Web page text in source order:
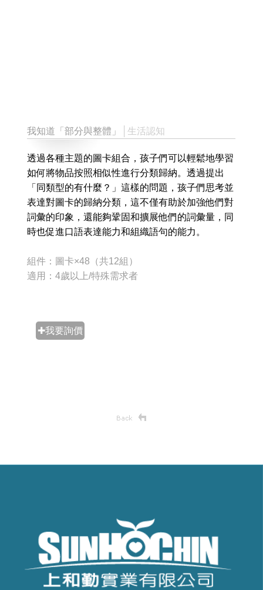
我知道「部分與整體」 │生活認知
透過各種主題的圖卡組合，孩子們可以輕鬆地學習
如何將物品按照相似性進行分類歸納。透過提出
「同類型的有什麼？」這樣的問題，孩子們思考並
表達對圖卡的歸納分類，這不僅有助於加強他們對
詞彙的印象，還能夠鞏固和擴展他們的詞彙量，同
時也促進口語表達能力和組織語句的能力。
組件：圖卡×48（共12組）
適用：4歲以上/特殊需求者
✚我要詢價